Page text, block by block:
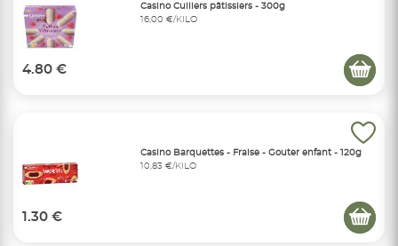
Casino Cuillers pâtissiers - 300g
16,00 €/KILO
4.80 €
Casino Barquettes - Fraise - Gouter enfant - 120g
10,83 €/KILO
1.30 €